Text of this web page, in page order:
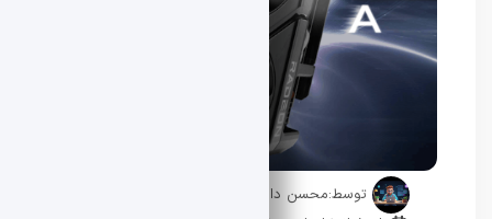
توسط:محسن دادار